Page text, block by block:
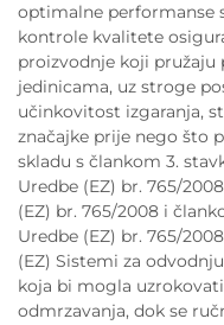
optimalne performanse
kontrole kvalitete
proizvodnje koji pružaju
jedinicama, uz stroge
učinkovitost izgaranja,
značajke prije nego što
skladu s člankom 3.
Uredbe (EZ) br. 765/
(EZ) br. 765/2008 i
Uredbe (EZ) br. 765/
(EZ) Sistemi za
koja bi mogla
odmrzavanja, dok se